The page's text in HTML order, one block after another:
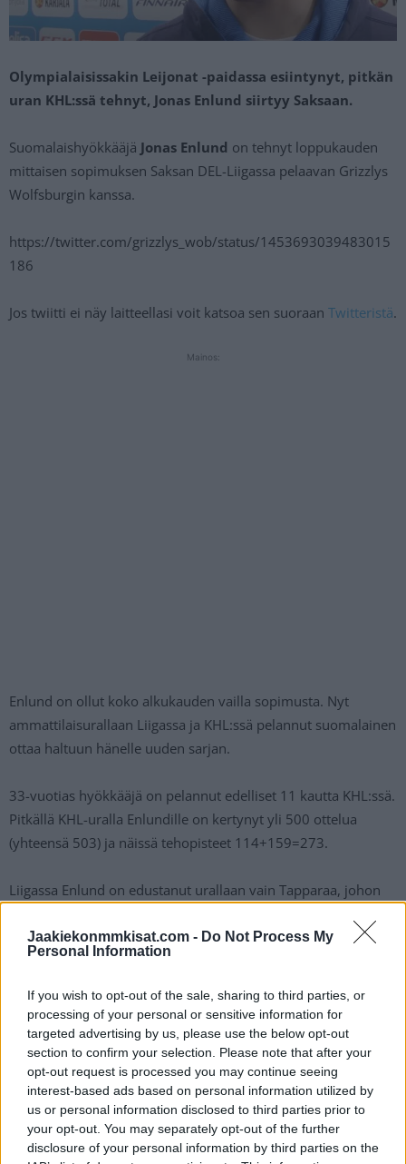
Jaakiekonmmkisat.com - Do Not Process My
Personal Information
If you wish to opt-out of the sale, sharing to third parties, or
processing of your personal or sensitive information for
targeted advertising by us, please use the below opt-out
section to confirm your selection. Please note that after your
opt-out request is processed you may continue seeing
interest-based ads based on personal information utilized by
us or personal information disclosed to third parties prior to
your opt-out. You may separately opt-out of the further
disclosure of your personal information by third parties on the
Olympialaisissakin Leijonat -paidassa esiintynyt, pitkän
uran KHL:ssä tehnyt, Jonas Enlund siirtyy Saksaan.
Suomalaishyökkääjä Jonas Enlund on tehnyt loppukauden
mittaisen sopimuksen Saksan DEL-Liigassa pelaavan Grizzlys
Wolfsburgin kanssa.
https://twitter.com/grizzlys_wob/status/1453693039483015
186
Jos twiitti ei näy laitteellasi voit katsoa sen suoraan Twitteristä.
Mainos:
Enlund on ollut koko alkukauden vailla sopimusta. Nyt
ammattilaisurallaan Liigassa ja KHL:ssä pelannut suomalainen
ottaa haltuun hänelle uuden sarjan.
33-vuotias hyökkääjä on pelannut edelliset 11 kautta KHL:ssä.
Pitkällä KHL-uralla Enlundille on kertynyt yli 500 ottelua
(yhteensä 503) ja näissä tehopisteet 114+159=273.
Liigassa Enlund on edustanut urallaan vain Tapparaa, johon
hyökkääjä on ehtinyt pelata 218 runkosarjaottelua tehoin
60+60=120.
Enlund edusti edellisissä olympialaisissaLeijonia. Etelä-
Korean olympialaisissa pistesarakkeeseen ei viidessä
ottelussa merkintöjä kertynyt.